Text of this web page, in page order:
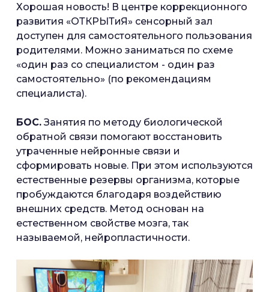
Хорошая новость! В центре коррекционного
развития «ОТКРЫТиЯ» сенсорный зал
доступен для самостоятельного пользования
родителями. Можно заниматься по схеме
«один раз со специалистом - один раз
самостоятельно» (по рекомендациям
специалиста).
БОС.Занятия по методу биологической
обратной связи помогают восстановить
утраченные нейронные связи и
сформировать новые. При этом используются
естественные резервы организма, которые
пробуждаются благодаря воздействию
внешних средств. Метод основан на
естественном свойстве мозга, так
называемой, нейропластичности.